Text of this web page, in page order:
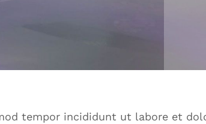
tempor incididunt ut labore et